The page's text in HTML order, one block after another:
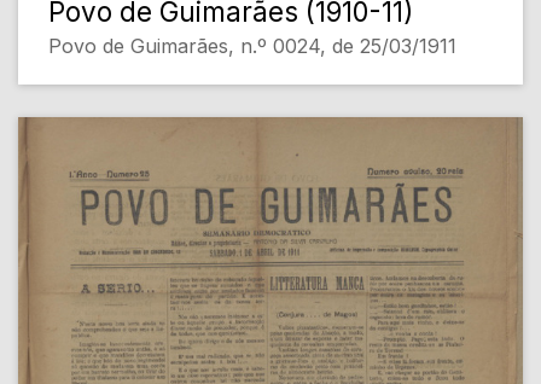
Povo de Guimarães (1910-11)
Povo de Guimarães, n.º 0024, de 25/03/1911